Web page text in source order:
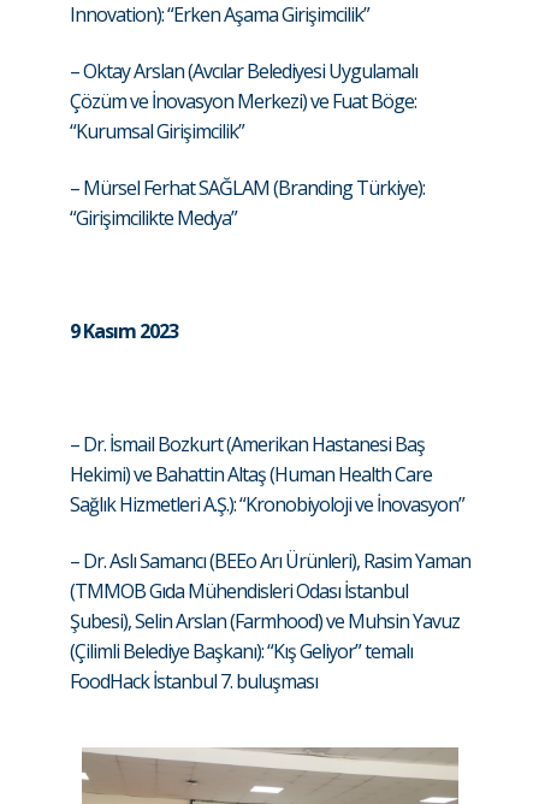
Innovation): “Erken Aşama Girişimcilik”
– Oktay Arslan (Avcılar Belediyesi Uygulamalı
Çözüm ve İnovasyon Merkezi) ve Fuat Böge:
“Kurumsal Girişimcilik”
– Mürsel Ferhat SAĞLAM (Branding Türkiye):
“Girişimcilikte Medya”
9 Kasım 2023
– Dr. İsmail Bozkurt (Amerikan Hastanesi Baş
Hekimi) ve Bahattin Altaş (Human Health Care
Sağlık Hizmetleri A.Ş.): “Kronobiyoloji ve İnovasyon”
– Dr. Aslı Samancı (BEEo Arı Ürünleri), Rasim Yaman
(TMMOB Gıda Mühendisleri Odası İstanbul
Şubesi), Selin Arslan (Farmhood) ve Muhsin Yavuz
(Çilimli Belediye Başkanı): “Kış Geliyor” temalı
FoodHack İstanbul 7. buluşması